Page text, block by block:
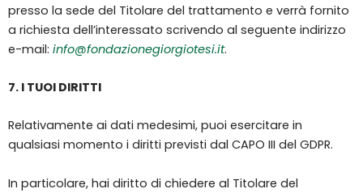
presso la sede del Titolare del trattamento e verrà fornito
a richiesta dell’interessato scrivendo al seguente indirizzo
e-mail: info@fondazionegiorgiotesi.it.
7. I TUOI DIRITTI
Relativamente ai dati medesimi, puoi esercitare in
qualsiasi momento i diritti previsti dal CAPO III del GDPR.
In particolare, hai diritto di chiedere al Titolare del